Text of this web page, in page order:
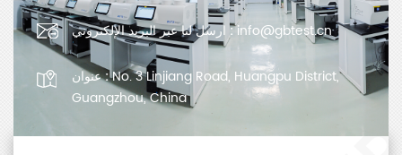
ارسل لنا عبر البريد الإلكتروني :info@gbtest.cn
عنوان :No. 3 Linjiang Road, Huangpu District,
Guangzhou, China